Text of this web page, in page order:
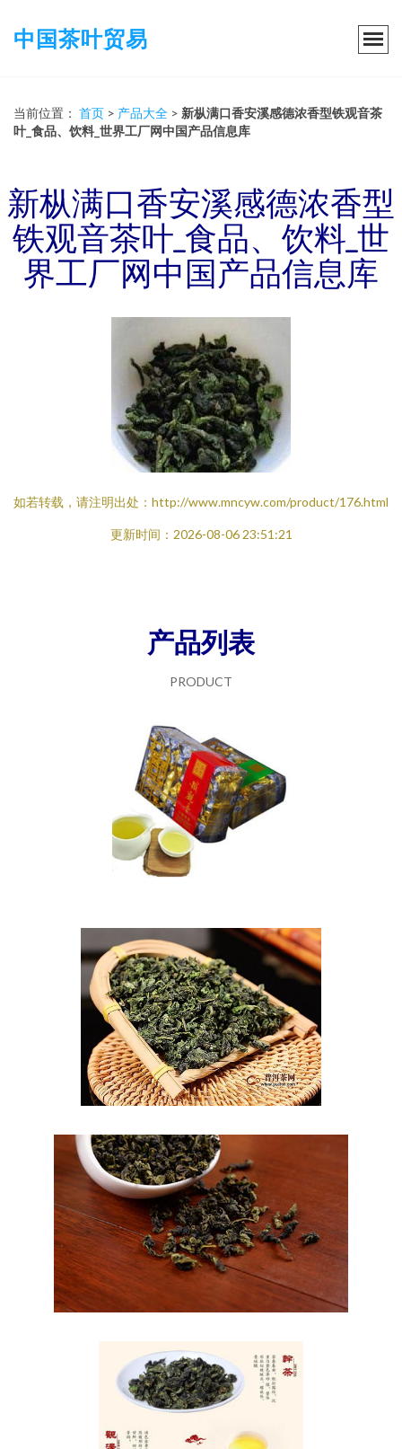
中国茶叶贸易
当前位置： 首页 > 产品大全 > 新枞满口香安溪感德浓香型铁观音茶
叶_食品、饮料_世界工厂网中国产品信息库
新枞满口香安溪感德浓香型
铁观音茶叶_食品、饮料_世
界工厂网中国产品信息库
如若转载，请注明出处：http://www.mncyw.com/product/176.html
更新时间：2026-08-06 23:51:21
产品列表
PRODUCT